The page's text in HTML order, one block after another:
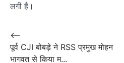
लगी है।
Post
navigation
⟵
पूर्व CJI बोबड़े ने RSS प्रमुख मोहन
भागवत से किया म...